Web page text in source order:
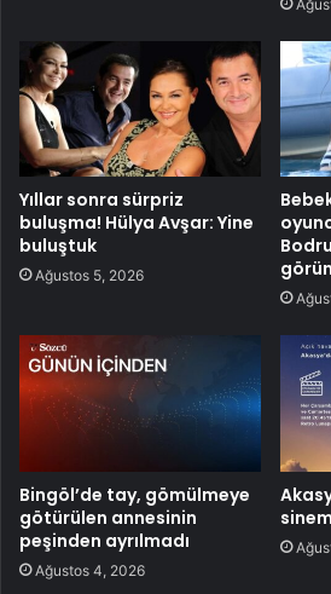
Yıllar sonra sürpriz
buluşma! Hülya Avşar: Yine
buluştuk
Ağustos 5, 2026
Bingöl’de tay, gömülmeye
götürülen annesinin
peşinden ayrılmadı
Ağustos 4, 2026